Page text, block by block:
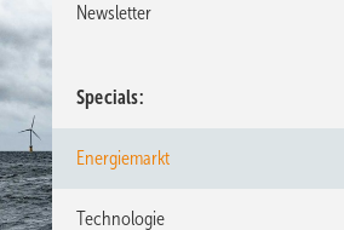
Newsletter
Specials
Energiemarkt
Technologie